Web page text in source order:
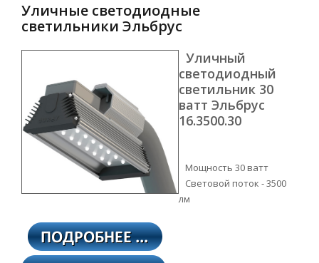
Уличные светодиодные
светильники Эльбрус
Уличный
светодиодный
светильник 30
ватт Эльбрус
16.3500.30
Мощность 30 ватт
Световой поток - 3500
лм